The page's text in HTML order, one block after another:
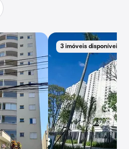
3 imóveis disponíveis